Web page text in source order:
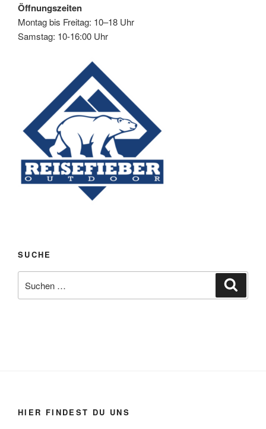
Öffnungszeiten
Montag bis Freitag: 10–18 Uhr
Samstag: 10-16:00 Uhr
SUCHE
nach:
HIER FINDEST DU UNS